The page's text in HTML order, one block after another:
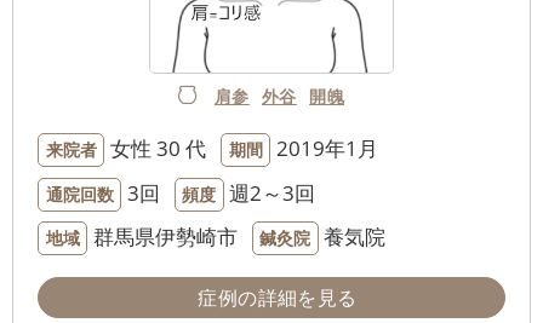
肩参 外谷 開魄
来院者 女性 30 代 期間 2019年1月
通院回数 3回 頻度 週2～3回
地域 群馬県伊勢崎市 鍼灸院 養気院
症例の詳細を見る